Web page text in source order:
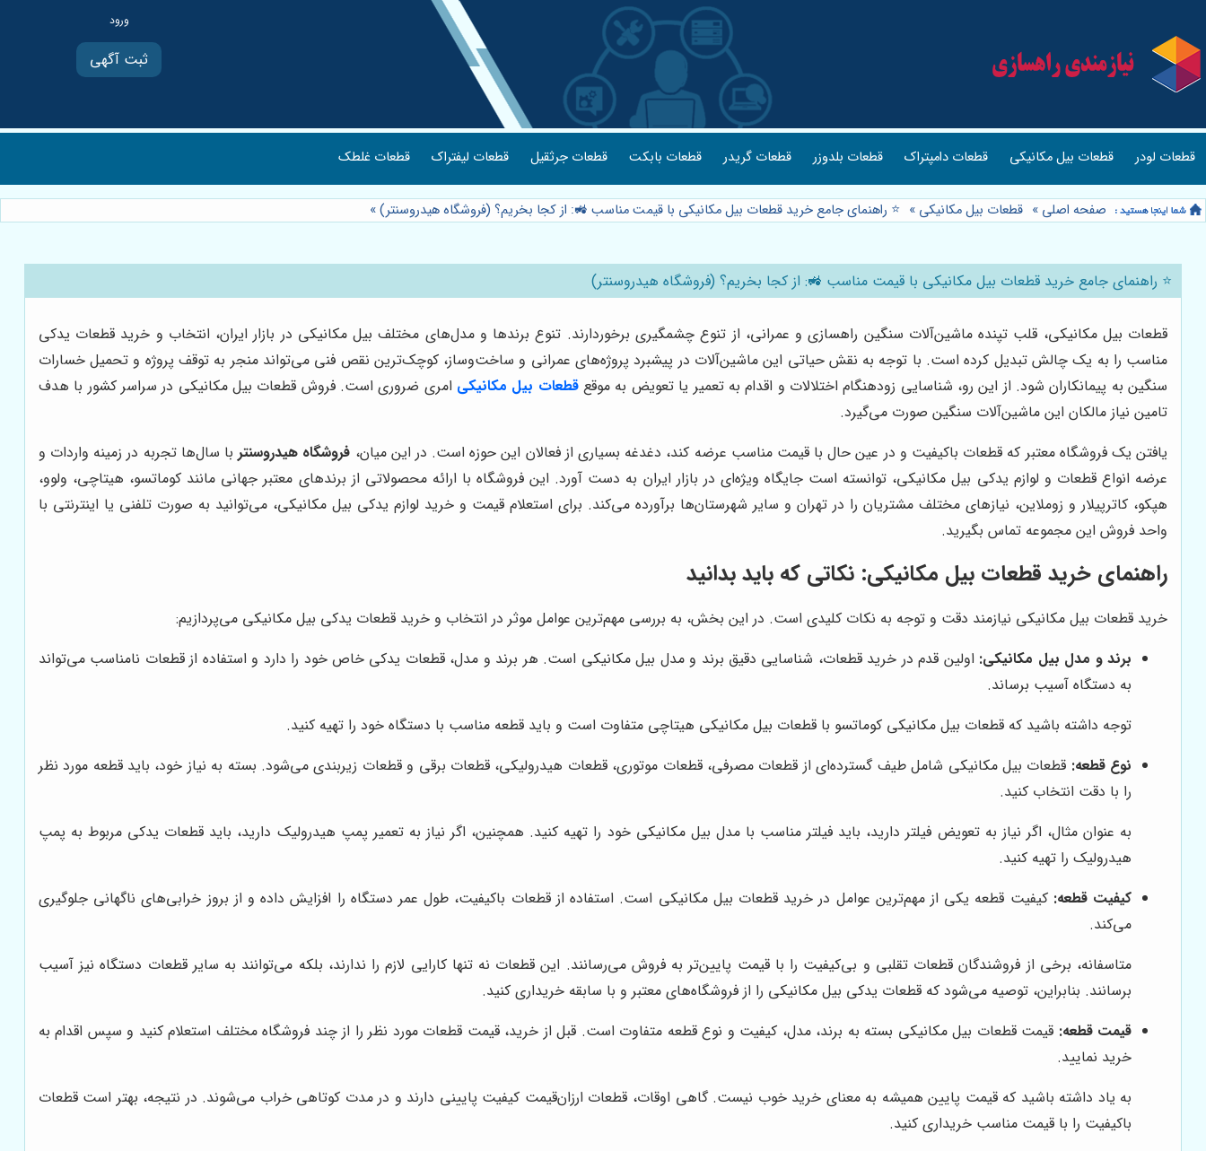
ثبت آگهی
قطعات لودر قطعات بیل مکانیکی قطعات دامپتراک قطعات بلدوزر قطعات گریدر قطعات بابکت قطعات جرثقیل قطعات لیفتراک قطعات غلطک
صفحه اصلی » قطعات بیل مکانیکی » ⭐️ راهنمای جامع خرید قطعات بیل مکانیکی با قیمت مناسب 🚜: از کجا بخریم؟ (فروشگاه هیدروسنتر)»
⭐️ راهنمای جامع خرید قطعات بیل مکانیکی با قیمت مناسب 🚜: از کجا بخریم؟ (فروشگاه هیدروسنتر)
قطعات بیل مکانیکی، قلب تپنده ماشین‌آلات سنگین راهسازی و عمرانی، از تنوع چشمگیری برخوردارند. تنوع برندها و مدل‌های مختلف بیل مکانیکی در بازار ایران، انتخاب و خرید قطعات یدکی
مناسب را به یک چالش تبدیل کرده است. با توجه به نقش حیاتی این ماشین‌آلات در پیشبرد پروژه‌های عمرانی و ساخت‌وساز، کوچک‌ترین نقص فنی می‌تواند منجر به توقف پروژه و تحمیل خسارات
سنگین به پیمانکاران شود. از این رو، شناسایی زودهنگام اختلالات و اقدام به تعمیر یا تعویض به موقعقطعات بیل مکانیکی امری ضروری است. فروش قطعات بیل مکانیکی در سراسر کشور با هدف
تامین نیاز مالکان این ماشین‌آلات سنگین صورت می‌گیرد.
یافتن یک فروشگاه معتبر که قطعات باکیفیت و در عین حال با قیمت مناسب عرضه کند، دغدغه بسیاری از فعالان این حوزه است. در این میان، فروشگاه هیدروسنتربا سال‌ها تجربه در زمینه واردات و
عرضه انواع قطعات و لوازم یدکی بیل مکانیکی، توانسته است جایگاه ویژه‌ای در بازار ایران به دست آورد. این فروشگاه با ارائه محصولاتی از برندهای معتبر جهانی مانند کوماتسو، هیتاچی، ولوو،
هپکو، کاترپیلار و زوملاین، نیازهای مختلف مشتریان را در تهران و سایر شهرستان‌ها برآورده می‌کند. برای استعلام قیمت و خرید لوازم یدکی بیل مکانیکی، می‌توانید به صورت تلفنی یا اینترنتی با
واحد فروش این مجموعه تماس بگیرید.
راهنمای خرید قطعات بیل مکانیکی: نکاتی که باید بدانید
خرید قطعات بیل مکانیکی نیازمند دقت و توجه به نکات کلیدی است. در این بخش، به بررسی مهم‌ترین عوامل موثر در انتخاب و خرید قطعات یدکی بیل مکانیکی می‌پردازیم:
برند و مدل بیل مکانیکی: اولین قدم در خرید قطعات، شناسایی دقیق برند و مدل بیل مکانیکی است. هر برند و مدل، قطعات یدکی خاص خود را دارد و استفاده از قطعات نامناسب می‌تواند
به دستگاه آسیب برساند.
توجه داشته باشید که قطعات بیل مکانیکی کوماتسو با قطعات بیل مکانیکی هیتاچی متفاوت است و باید قطعه مناسب با دستگاه خود را تهیه کنید.
نوع قطعه: قطعات بیل مکانیکی شامل طیف گسترده‌ای از قطعات مصرفی، قطعات موتوری، قطعات هیدرولیکی، قطعات برقی و قطعات زیربندی می‌شود. بسته به نیاز خود، باید قطعه مورد نظر
را با دقت انتخاب کنید.
به عنوان مثال، اگر نیاز به تعویض فیلتر دارید، باید فیلتر مناسب با مدل بیل مکانیکی خود را تهیه کنید. همچنین، اگر نیاز به تعمیر پمپ هیدرولیک دارید، باید قطعات یدکی مربوط به پمپ
هیدرولیک را تهیه کنید.
کیفیت قطعه: کیفیت قطعه یکی از مهم‌ترین عوامل در خرید قطعات بیل مکانیکی است. استفاده از قطعات باکیفیت، طول عمر دستگاه را افزایش داده و از بروز خرابی‌های ناگهانی جلوگیری
می‌کند.
متاسفانه، برخی از فروشندگان قطعات تقلبی و بی‌کیفیت را با قیمت پایین‌تر به فروش می‌رسانند. این قطعات نه تنها کارایی لازم را ندارند، بلکه می‌توانند به سایر قطعات دستگاه نیز آسیب
برسانند. بنابراین، توصیه می‌شود که قطعات یدکی بیل مکانیکی را از فروشگاه‌های معتبر و با سابقه خریداری کنید.
قیمت قطعه: قیمت قطعات بیل مکانیکی بسته به برند، مدل، کیفیت و نوع قطعه متفاوت است. قبل از خرید، قیمت قطعات مورد نظر را از چند فروشگاه مختلف استعلام کنید و سپس اقدام به
خرید نمایید.
به یاد داشته باشید که قیمت پایین همیشه به معنای خرید خوب نیست. گاهی اوقات، قطعات ارزان‌قیمت کیفیت پایینی دارند و در مدت کوتاهی خراب می‌شوند. در نتیجه، بهتر است قطعات
باکیفیت را با قیمت مناسب خریداری کنید.